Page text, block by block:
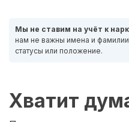
Мы не ставим на учёт к
нам не важны имена и
статусы или положение.
Хватит